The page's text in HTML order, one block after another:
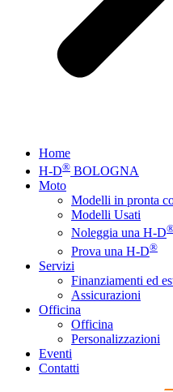
Home
H-D® BOLOGNA
Moto
Modelli in pronta
Modelli Usati
Noleggia una H-D
Prova una H-D®
Servizi
Finanziamenti ed
Assicurazioni
Officina
Officina
Personalizzazioni
Eventi
Contatti